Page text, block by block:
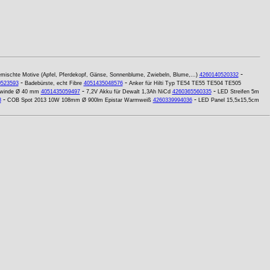
Motive (Apfel, Pferdekopf, Gänse, Sonnenblume, Zwiebeln, Blume,...) 4260140520332-
- Badebürste, echt Fibre 4051435048576- Anker für Hilti Typ TE54 TE55 TE504 TE505
Ø 40 mm 4051435059497- 7,2V Akku für Dewalt 1,3Ah NiCd 4260365560335- LED Streifen 5m
- COB Spot 2013 10W 108mm Ø 900lm Epistar Warmweiß 4260339994036- LED Panel 15,5x15,5cm